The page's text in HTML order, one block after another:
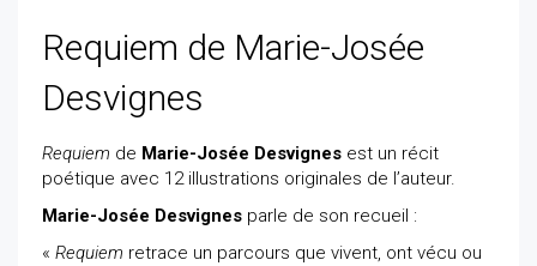
Requiem de Marie-Josée
Desvignes
Requiem de Marie-Josée Desvignes est un récit
poétique avec 12 illustrations originales de l’auteur.
Marie-Josée Desvignes parle de son recueil :
« Requiem retrace un parcours que vivent, ont vécu ou